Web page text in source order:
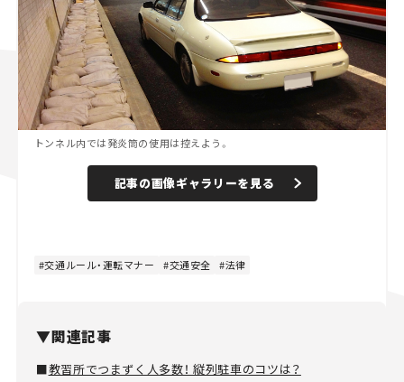
トンネル内では発炎筒の使用は控えよう。
記事の画像ギャラリーを見る
交通ルール・運転マナー 交通安全 法律
▼関連記事
■教習所でつまずく人多数！ 縦列駐車のコツは？